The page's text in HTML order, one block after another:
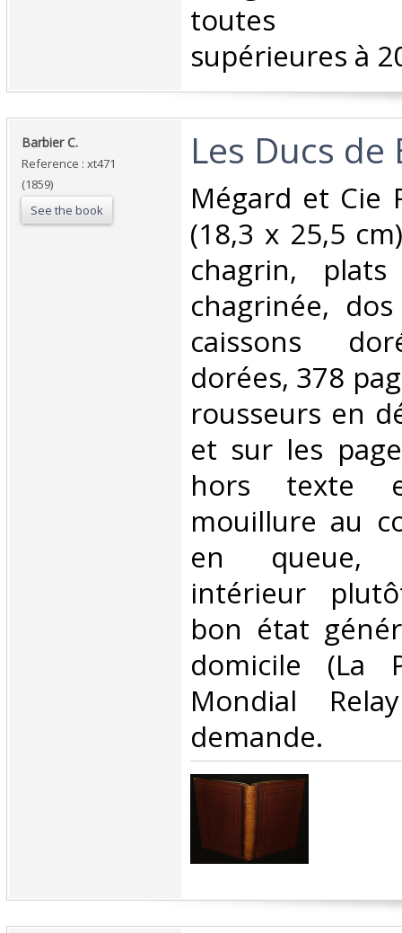
toutes
supérieures à
‎Barbier C.‎
Reference : xt471
(1859)
See the book
‎Les Ducs
‎Mégard et Cie
(18,3 x 25,5
chagrin,
chagrinée,
caissons
dorées, 378
rousseurs en
et sur les
hors texte
mouillure au
en queue,
intérieur
bon état
domicile (La
Mondial
demande.‎